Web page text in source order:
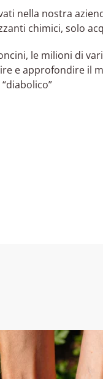
nella nostra
chimici, solo
le milioni di
e approfondire il